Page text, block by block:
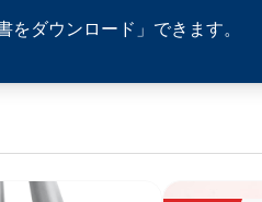
ダウンロード」できます。